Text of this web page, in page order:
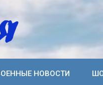
НОВОСТИ